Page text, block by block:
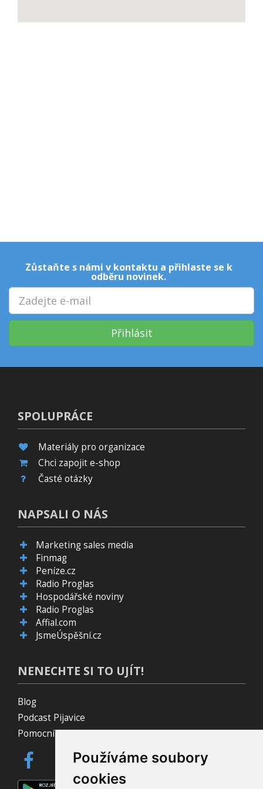
Používáme soubory
cookies
Zůstaňte s námi v kontaktu a přihlaste se k
odběru novinek.
Přihlásit
SPOLUPRÁCE
Materiály pro organizace
Chci zapojit e-shop
Časté otázky
NAPSALI O NÁS
Marketing sales media
Finmag
Peníze.cz
Radio Proglas
Hospodářské noviny
Radio Proglas
Affial.com
JsmeÚspěšní.cz
NENECHTE SI TO UJÍT!
Blog
Podcast Pijavice
Pomocník do prohlížeče